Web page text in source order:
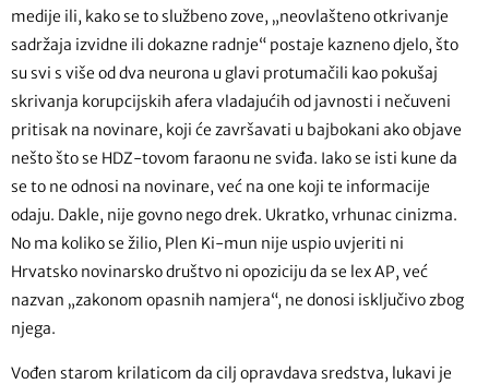
medije ili, kako se to službeno zove, „neovlašteno otkrivanje
sadržaja izvidne ili dokazne radnje“ postaje kazneno djelo, što
su svi s više od dva neurona u glavi protumačili kao pokušaj
skrivanja korupcijskih afera vladajućih od javnosti i nečuveni
pritisak na novinare, koji će završavati u bajbokani ako objave
nešto što se HDZ-tovom faraonu ne sviđa. Iako se isti kune da
se to ne odnosi na novinare, već na one koji te informacije
odaju. Dakle, nije govno nego drek. Ukratko, vrhunac cinizma.
No ma koliko se žilio, Plen Ki-mun nije uspio uvjeriti ni
Hrvatsko novinarsko društvo ni opoziciju da se lex AP, već
nazvan „zakonom opasnih namjera“, ne donosi isključivo zbog
njega.
Vođen starom krilaticom da cilj opravdava sredstva, lukavi je